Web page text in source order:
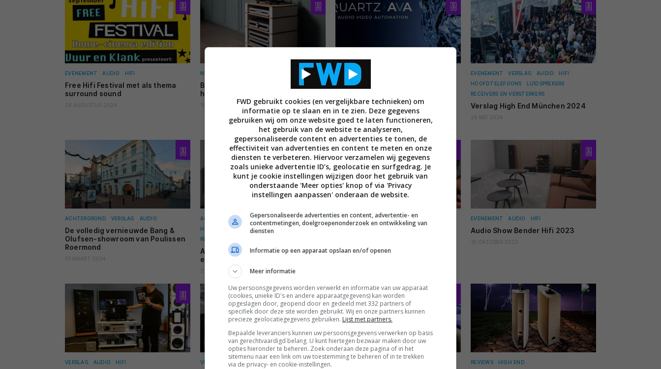
EVENEMENT AUDIO HIFI
Free Hifi Festival met als thema
surround sound
29 AUGUSTUS 2024
NIEUWS
Blok introduceert Stax 2G
hifimeubilair
15 JULI 2024
NIEUWS
Quartz AV BV en Audio Video
28 MEI 2024
EVENEMENT VERSLAG AUDIO
HIFI
HOOFDTELEFOONS
LUIDSPREKERS
RECEIVERS EN VERSTERKERS
Verslag High End München 2024
26 MEI 2024
ACHTERGROND VERSLAG AUDIO
De volledig vernieuwde Bang &
Olufsen-showroom van Poulissen
Roermond
01 MAART 2024
ACHTERGROND AUDIO
HIFI
HOOFDTELEFOONS
LUIDSPREKERS
RECEIVERS EN VERSTERKERS
Audio: dit zijn de trends van 2023
en 2024
31 DECEMBER 2023
GESPONSORD AUDIO
18 OKTOBER 2023
EVENEMENT AUDIO HIFI
Audio Show Bender Hifi 2023
16 OKTOBER 2023
VERSLAG AUDIO HIFI VERSLAG AUDIO HIFI VERSLAG REVIEWS HIGH END
FWD gebruikt cookies (en vergelijkbare technieken) om
informatie op te slaan en in te zien. Deze gegevens
gebruiken wij om onze website goed te laten functioneren,
het gebruik van de website te analyseren,
gepersonaliseerde content en advertenties te tonen, de
effectiviteit van advertenties en content te meten en onze
diensten te verbeteren. Hiervoor verzamelen wij gegevens
zoals unieke advertentie ID’s, geolocatie en surfgedrag. Je
kunt je cookie instellingen wijzigen door het gebruik van
onderstaande 'Meer opties' knop of via 'Privacy
instellingen aanpassen' onderaan de website.
Gepersonaliseerde advertenties en content, advertentie- en
contentmetingen, doelgroepenonderzoek en ontwikkeling van
diensten
Informatie op een apparaat opslaan en/of openen
Meer informatie
Uw persoonsgegevens worden verwerkt en informatie van uw apparaat
(cookies, unieke ID's en andere apparaatgegevens) kan worden
opgeslagen door, geopend door en gedeeld met 332 partners of
specifiek door deze site worden gebruikt. Wij en onze partners kunnen
precieze geolocatiegegevens gebruiken. Lijst met partners.
Bepaalde leveranciers kunnen uw persoonsgegevens verwerken op basis
van gerechtvaardigd belang. U kunt hiertegen bezwaar maken door uw
opties hieronder te beheren. Zoek onderaan deze pagina of in het
sitemenu naar een link om uw toestemming te beheren of in te trekken
via de privacy- en cookie-instellingen.